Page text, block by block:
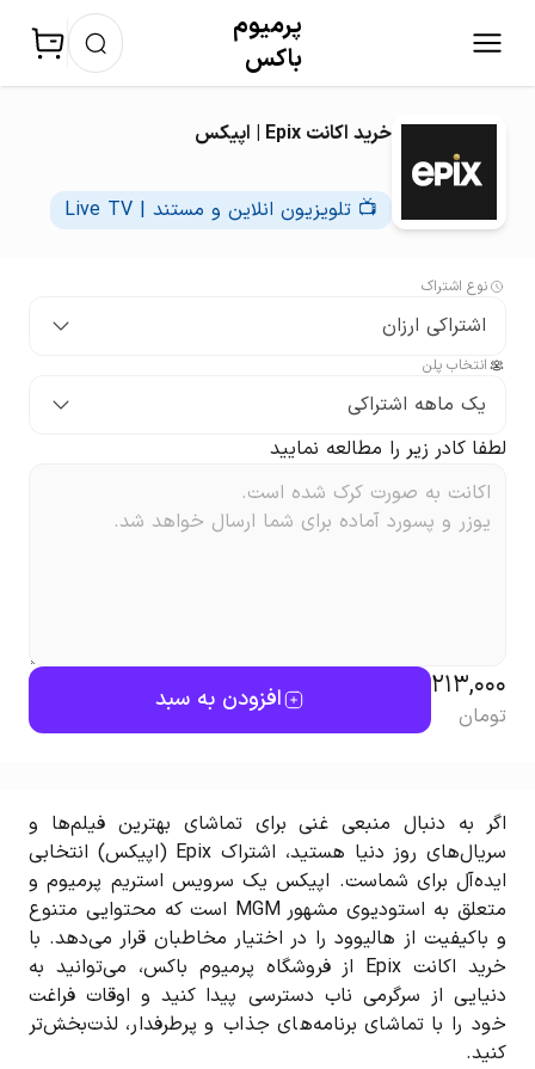
پرمیوم‌
باکس
خرید اکانت Epix | اپیکس
📺 تلویزیون انلاین و مستند | Live TV
نوع اشتراک
اشتراکی ارزان
انتخاب پلن
یک ماهه اشتراکی
لطفا کادر زیر را مطالعه نمایید
213,000
تومان
افزودن به سبد
اگر به دنبال منبعی غنی برای تماشای بهترین فیلم‌ها و
سریال‌های روز دنیا هستید، اشتراک Epix (اپیکس) انتخابی
ایده‌آل برای شماست. اپیکس یک سرویس استریم پرمیوم و
متعلق به استودیوی مشهور MGM است که محتوایی متنوع
و باکیفیت از هالیوود را در اختیار مخاطبان قرار می‌دهد. با
خرید اکانت Epix از فروشگاه پرمیوم باکس، می‌توانید به
دنیایی از سرگرمی ناب دسترسی پیدا کنید و اوقات فراغت
خود را با تماشای برنامه‌های جذاب و پرطرفدار، لذت‌بخش‌تر
کنید.